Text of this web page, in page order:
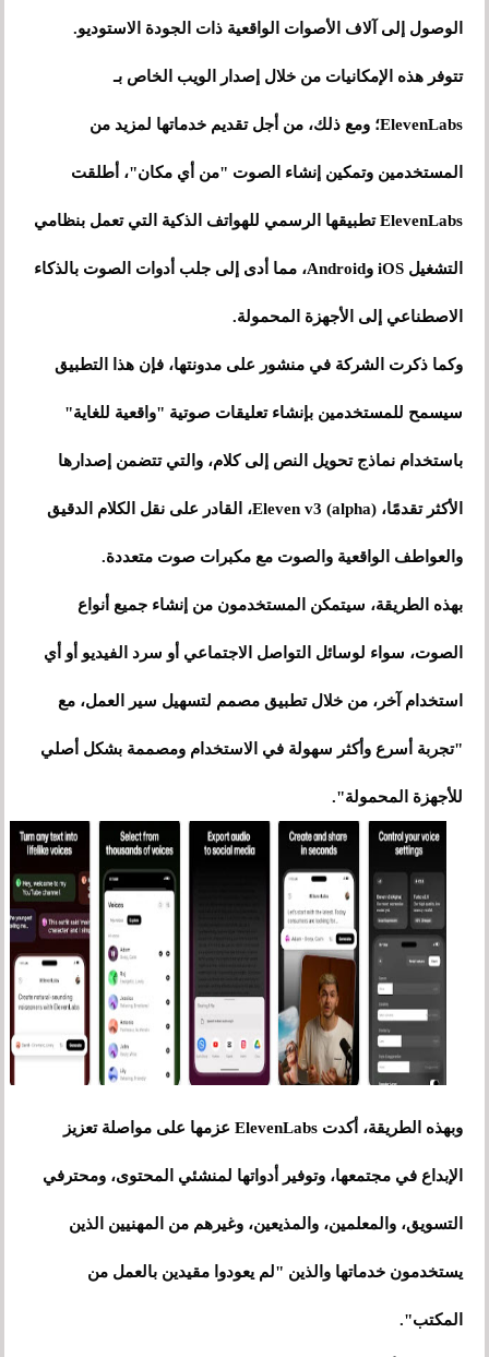
الوصول إلى آلاف الأصوات الواقعية ذات الجودة الاستوديو.
تتوفر هذه الإمكانيات من خلال إصدار الويب الخاص بـ
ElevenLabs؛ ومع ذلك، من أجل تقديم خدماتها لمزيد من
المستخدمين وتمكين إنشاء الصوت "من أي مكان"، أطلقت
ElevenLabs تطبيقها الرسمي للهواتف الذكية التي تعمل بنظامي
التشغيل iOS وAndroid، مما أدى إلى جلب أدوات الصوت بالذكاء
الاصطناعي إلى الأجهزة المحمولة.
وكما ذكرت الشركة في منشور على مدونتها، فإن هذا التطبيق
سيسمح للمستخدمين بإنشاء تعليقات صوتية "واقعية للغاية"
باستخدام نماذج تحويل النص إلى كلام، والتي تتضمن إصدارها
الأكثر تقدمًا، Eleven v3 (alpha)، القادر على نقل الكلام الدقيق
والعواطف الواقعية والصوت مع مكبرات صوت متعددة.
بهذه الطريقة، سيتمكن المستخدمون من إنشاء جميع أنواع
الصوت، سواء لوسائل التواصل الاجتماعي أو سرد الفيديو أو أي
استخدام آخر، من خلال تطبيق مصمم لتسهيل سير العمل، مع
"تجربة أسرع وأكثر سهولة في الاستخدام ومصممة بشكل أصلي
للأجهزة المحمولة".
وبهذه الطريقة، أكدت ElevenLabs عزمها على مواصلة تعزيز
الإبداع في مجتمعها، وتوفير أدواتها لمنشئي المحتوى، ومحترفي
التسويق، والمعلمين، والمذيعين، وغيرهم من المهنيين الذين
يستخدمون خدماتها والذين "لم يعودوا مقيدين بالعمل من
المكتب".